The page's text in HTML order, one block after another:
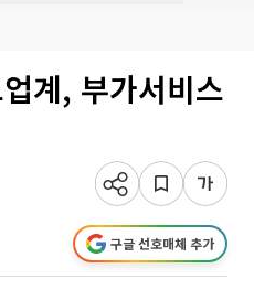
계, 부가서비스
구글 선호매체 추가